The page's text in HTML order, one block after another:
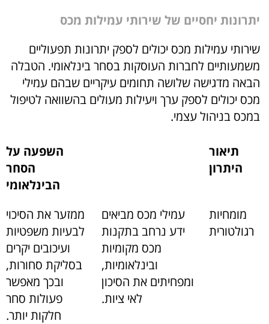
יתרונות יחסיים של שירותי עמילות מכס
שירותי עמילות מכס יכולים לספק יתרונות תפעוליים
משמעותיים לחברות העוסקות בסחר בינלאומי. הטבלה
הבאה מדגישה שלושה תחומים עיקריים שבהם עמילי
מכס יכולים לספק ערך ויעילות מעולים בהשוואה לטיפול
במכס בניהול עצמי.
תיאור
היתרון
השפעה על
הסחר
הבינלאומי
מומחיות
רגולטורית
עמילי מכס מביאים
ידע נרחב בתקנות
מכס מקומיות
ובינלאומיות,
ומפחיתים את הסיכון
לאי ציות.
ממזער את הסיכוי
לבעיות משפטיות
ועיכובים יקרים
בסליקת סחורות,
ובכך מאפשר
פעולות סחר
חלקות יותר.